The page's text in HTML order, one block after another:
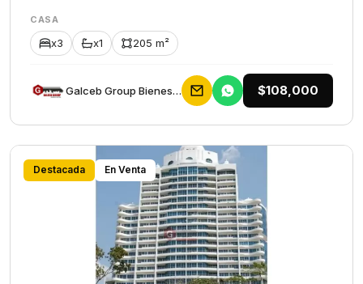
CASA
x3 x1 205 m²
Galceb Group Bienes Raices $108,000
Destacada En Venta